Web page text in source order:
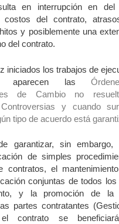
en interrupción en del
costos del contrato,
y posiblemente una
del contrato.
iniciados los trabajos de
aparecen las Ó
de Cambio no
y cuando
tipo de acuerdo está
garantizar, sin embargo,
de simples
contratos, el
conjuntas de todos los
y la promoción de la
partes contratantes
el contrato se